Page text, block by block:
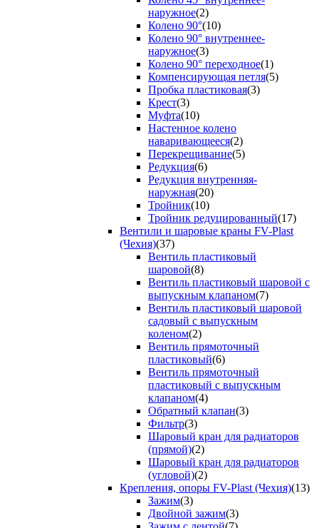
наружное(2)
Колено 90°(10)
Колено 90° внутреннее-
наружное(3)
Колено 90° переходное(1)
Компенсирующая петля(5)
Пробка пластиковая(3)
Крест(3)
Муфта(10)
Настенное колено
наваривающееся(2)
Перекрещивание(5)
Редукция(6)
Редукция внутренняя-
наружная(20)
Тройник(10)
Тройник редуцированный(17)
Вентили и шаровые краны FV-Plast
(Чехия)(37)
Вентиль пластиковый
шаровой(8)
Вентиль пластиковый шаровой с
выпускным клапаном(7)
Вентиль пластиковый шаровой
садовый с выпускным
коленом(2)
Вентиль прямоточный
пластиковый(6)
Вентиль прямоточный
пластиковый с выпускным
клапаном(4)
Обратный клапан(3)
Фильтр(3)
Шаровый кран для радиаторов
(прямой)(2)
Шаровый кран для радиаторов
(угловой)(2)
Крепления, опоры FV-Plast (Чехия)(13)
Зажим(3)
Двойной зажим(3)